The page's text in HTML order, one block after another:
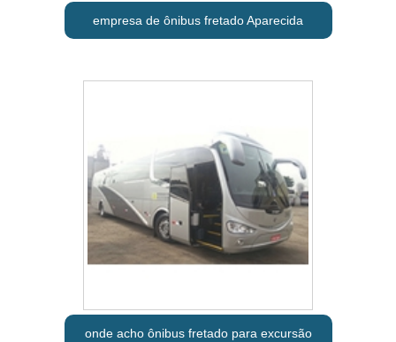
empresa de ônibus fretado Aparecida
onde acho ônibus fretado para excursão